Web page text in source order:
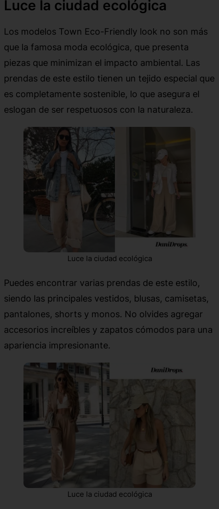
Luce la ciudad ecológica
Los modelos Town Eco-Friendly look no son más
que la famosa moda ecológica, que presenta
piezas que minimizan el impacto ambiental. Las
prendas de este estilo tienen un tejido especial que
es completamente sostenible, lo que asegura el
eslogan de ser respetuosos con la naturaleza.
Luce la ciudad ecológica
Puedes encontrar varias prendas de este estilo,
siendo las principales vestidos, blusas, camisetas,
pantalones, shorts y monos. No olvides agregar
accesorios increíbles y zapatos cómodos para una
apariencia impresionante.
Luce la ciudad ecológica